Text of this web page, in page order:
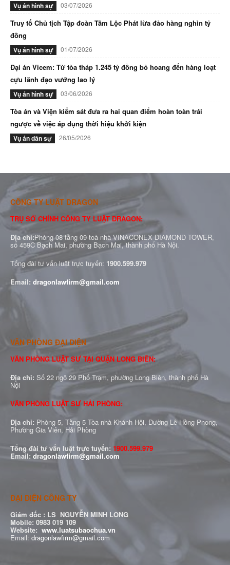
Vụ án hình sự 03/07/2026
Truy tố Chủ tịch Tập đoàn Tâm Lộc Phát lừa đảo hàng nghìn tỷ
đồng
Vụ án hình sự 01/07/2026
Đại án Vicem: Từ tòa tháp 1.245 tỷ đồng bỏ hoang đến hàng loạt
cựu lãnh đạo vướng lao lý
Vụ án hình sự 03/06/2026
Tòa án và Viện kiểm sát đưa ra hai quan điểm hoàn toàn trái
ngược về việc áp dụng thời hiệu khởi kiện
Vụ án dân sự 26/05/2026
CÔNG TY LUẬT DRAGON
TRỤ SỞ CHÍNH CÔNG TY LUẬT DRAGON:
Địa chỉ:Phòng 08 tầng 09 toà nhà VINACONEX DIAMOND TOWER,
số 459C Bạch Mai, phường Bạch Mai, thành phố Hà Nội.
Tổng đài tư vấn luật trực tuyến: 1900.599.979
Email: dragonlawfirm@gmail.com
VĂN PHÒNG ĐẠI DIỆN
VĂN PHÒNG LUẬT SƯ TẠI QUẬN LONG BIÊN:
Địa chỉ: Số 22 ngõ 29 Phố Trạm, phường Long Biên, thành phố Hà
Nội
VĂN PHÒNG LUẬT SƯ HẢI PHÒNG:
Địa chỉ: Phòng 5, Tầng 5 Tòa nhà Khánh Hội, Đường Lê Hồng Phong,
Phường Gia Viên, Hải Phòng
Tổng đài tư vấn luật trực tuyến: 1900.599.979
Email: dragonlawfirm@gmail.com
ĐẠI DIỆN CÔNG TY
Giám đốc : LS NGUYỄN MINH LONG
Mobile: 0983 019 109
Website: www.luatsubaochua.vn
Email: dragonlawfirm@gmail.com